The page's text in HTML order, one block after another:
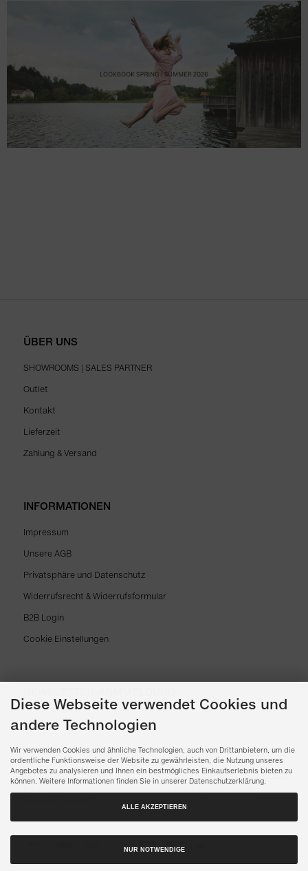
ÜBER UNS
SHOWROOMS | SALES PARTNER
Outlet
Kontakt
Lieferzeit
Zahlung & Versand
INFORMATIONEN
Impressum
Unsere AGB
Privatsphäre und Datenschutz
Widerrufsrecht & Widerrufsformular
B2B Login
Cookie Einstellungen
ABONNIEREN
Der Newsletter kann jederzeit hier oder in Ihrem Kundenkonto
Diese Webseite verwendet Cookies und
andere Technologien
Wir verwenden Cookies und ähnliche Technologien, auch von Drittanbietern, um die
ordentliche Funktionsweise der Website zu gewährleisten, die Nutzung unseres
Angebotes zu analysieren und Ihnen ein bestmögliches Einkaufserlebnis bieten zu
können. Weitere Informationen finden Sie in unserer Datenschutzerklärung.
ALLE AKZEPTIEREN
NUR NOTWENDIGE